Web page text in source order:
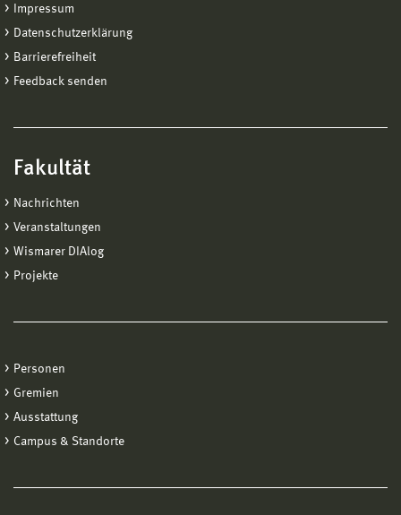
Impressum
Datenschutzerklärung
Barrierefreiheit
Feedback senden
Fakultät
Nachrichten
Veranstaltungen
Wismarer DIAlog
Projekte
Personen
Gremien
Ausstattung
Campus & Standorte